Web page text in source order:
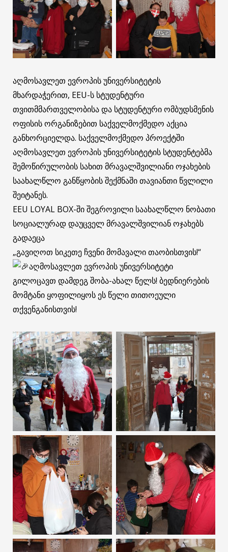
აღმოსავლეთ ევროპის უნივერსიტეტის
მხარდაჭერით, EEU-ს სტუდენტური
თვითმმართველობისა და სტუდენტური ომბუდსმენის
ოფისის ორგანიზებით საქველმოქმედო აქცია
განხორციელდა. საქველმოქმედო პროექტში
აღმოსავლეთ ევროპის უნივერსიტეტის სტუდენტებმა
შემოწირულობის სახით მრავალშვილიანი ოჯახების
საახალწლო განწყობის შექმნაში თავიანთი წვლილი
შეიტანეს.
EEU LOYAL BOX-ში შეგროვილი საახალწლო ნობათი
სოციალურად დაუცველ მრავალშვილიან ოჯახებს
გადაეცა
„გავიღოთ სიკეთე ჩვენი მომავალი თაობისთვის!“
აღმოსავლეთ ევროპის უნივერსიტეტი
გილოცავთ დამდეგ შობა-ახალ წელს! ბედნიერების
მომტანი ყოფილიყოს ეს წელი თითოეული
თქვენგანისთვის!